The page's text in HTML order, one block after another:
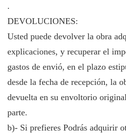
.
DEVOLUCIONES:
Usted puede devolver la obra
explicaciones, y recuperar el
gastos de envió, en el plazo
desde la fecha de recepción, la
devuelta en su envoltorio
parte.
b)- Si prefieres Podrás adquirir